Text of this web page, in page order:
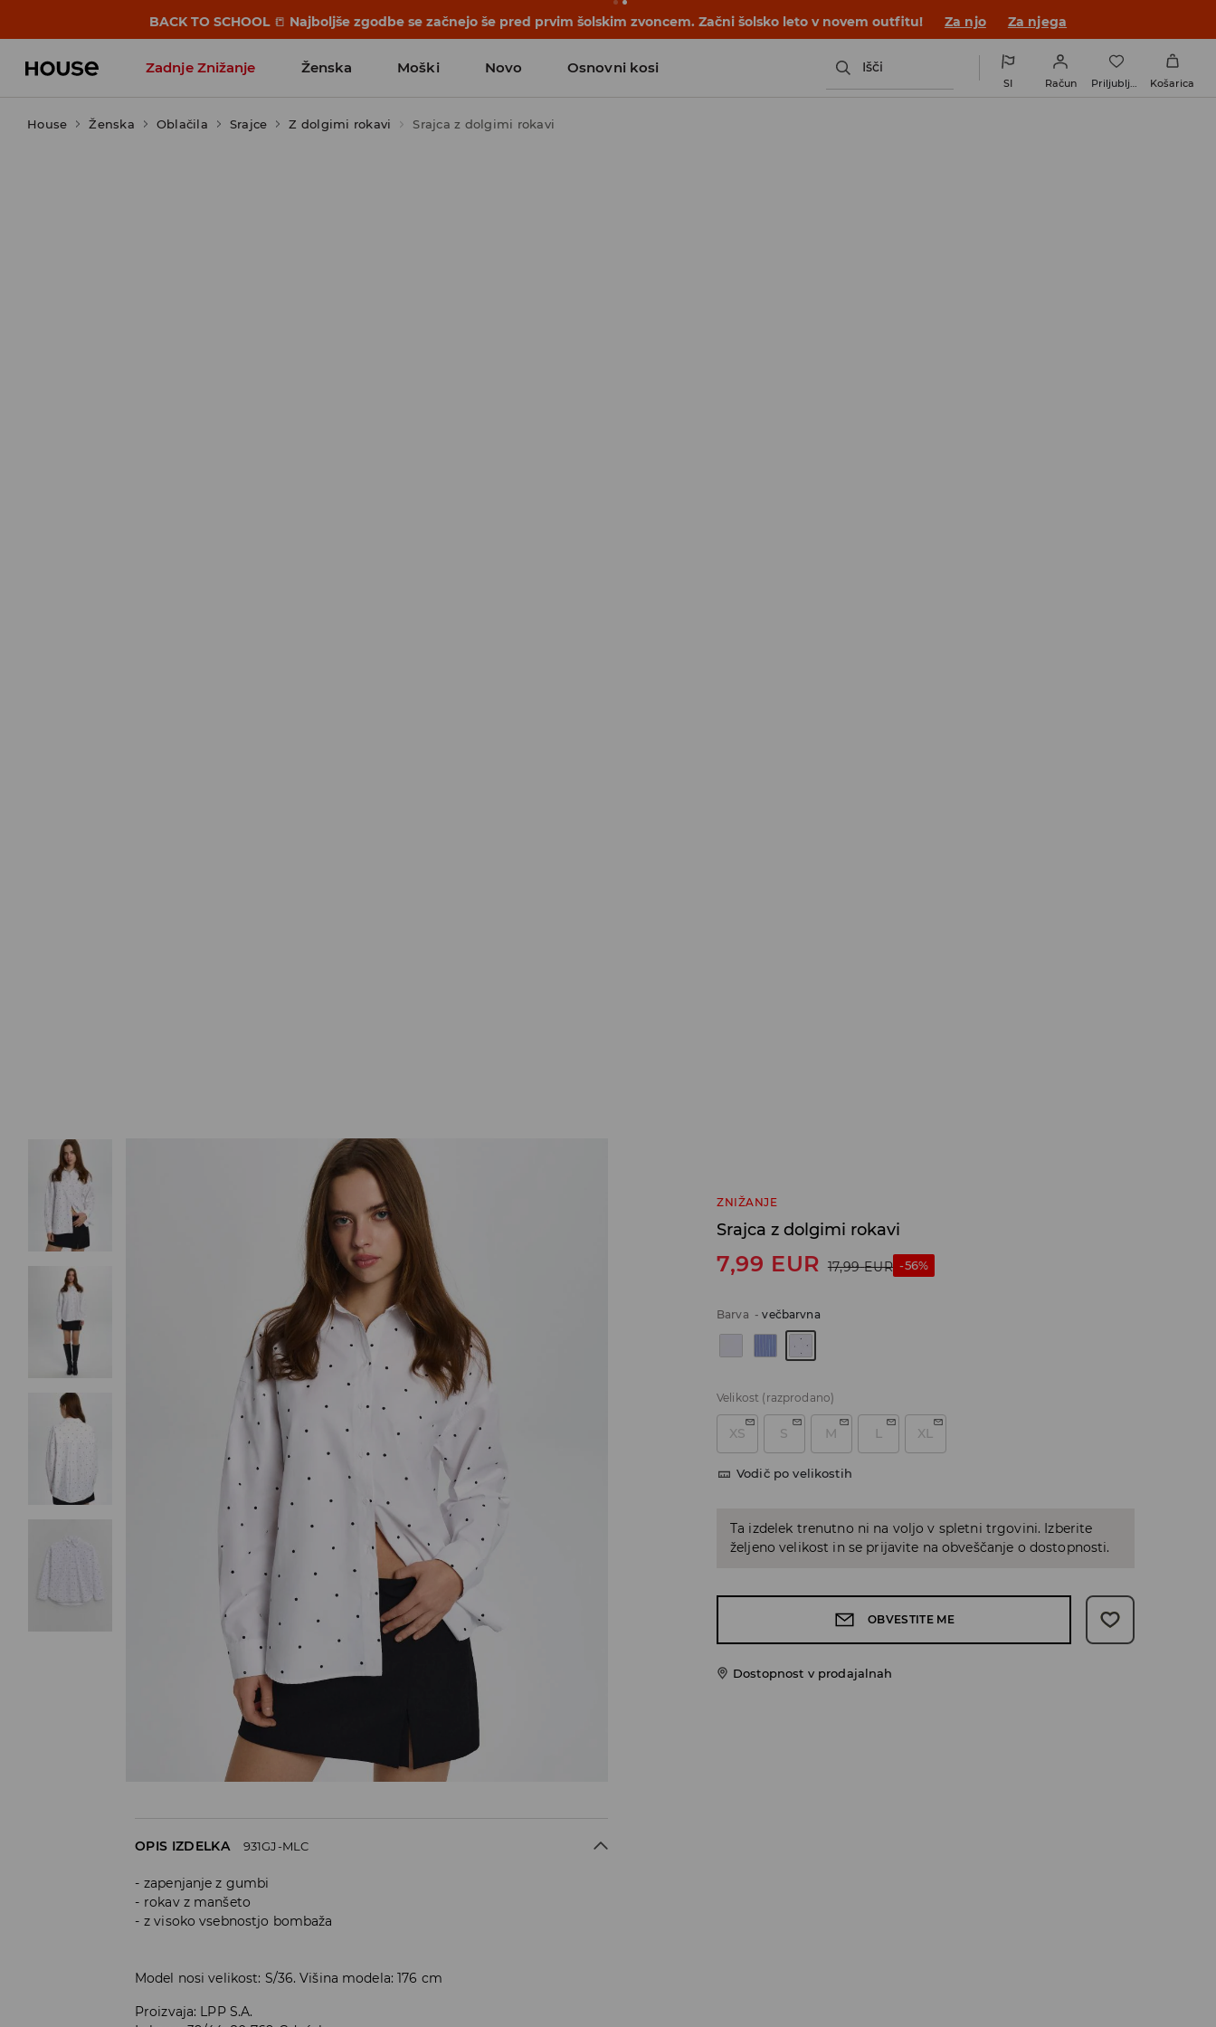
BACK TO SCHOOL 📒 Najboljše zgodbe se začnejo še pred prvim šolskim zvoncem. Začni šolsko leto v novem outfitu! Za njo Za njega
Zadnje Znižanje Ženska Moški Novo Osnovni kosi
Favoriti vplivnežev
Išči
SI Račun Priljubljene Košarica
House Ženska Oblačila Srajce Z dolgimi rokavi Srajca z dolgimi rokavi
ZNIŽANJE
Srajca z dolgimi rokavi
7,99 EUR 17,99 EUR -56%
Barva -večbarvna
Velikost (razprodano)
XS S M L XL
Vodič po velikostih
Ta izdelek trenutno ni na voljo v spletni trgovini. Izberite
željeno velikost in se prijavite na obveščanje o dostopnosti.
OBVESTITE ME
Dostopnost v prodajalnah
OPIS IZDELKA 931GJ-MLC
zapenjanje z gumbi
rokav z manšeto
z visoko vsebnostjo bombaža
Model nosi velikost: S/36. Višina modela: 176 cm
Proizvaja: LPP S.A.